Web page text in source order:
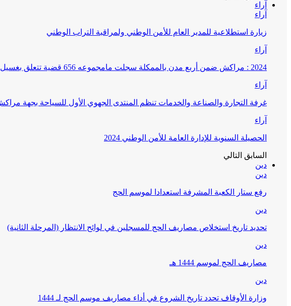
آراء
آراء
زيارة استطلاعية للمدير العام للأمن الوطني ولمراقبة التراب الوطني
آراء
2024 : مراكش ضمن أربع مدن بالممكلة سجلت مامجموعه 656 قضية تتعلق بغسيل الأموال
آراء
غرفة التجارة والصناعة والخدمات تنظم المنتدى الجهوي الأول للسياحة بجهة
آراء
الحصيلة السنوية للإدارة العامة للأمن الوطني 2024
السابق التالي
دين
دين
رفع ستار الكعبة المشرفة استعدادا لموسم الحج
دين
تحديد تاريخ استخلاص مصاريف الحج للمسجلين في لوائح الانتظار (المرحلة الثانية)
دين
مصاريف الحج لموسم 1444 هـ
دين
وزارة الأوقاف تحدد تاريخ الشروع في أداء مصاريف موسم الحج لـ 1444